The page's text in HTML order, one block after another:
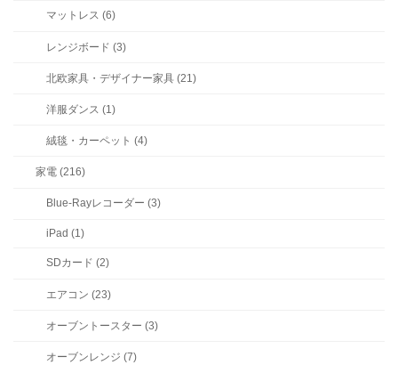
マットレス (6)
レンジボード (3)
北欧家具・デザイナー家具 (21)
洋服ダンス (1)
絨毯・カーペット (4)
家電 (216)
Blue-Rayレコーダー (3)
iPad (1)
SDカード (2)
エアコン (23)
オーブントースター (3)
オーブンレンジ (7)